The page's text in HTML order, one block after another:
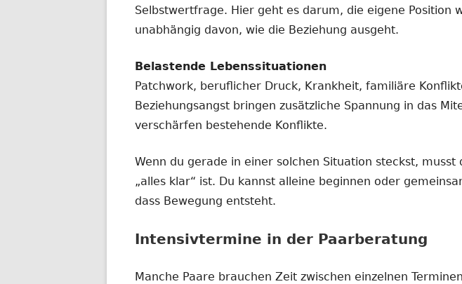
Selbstwertfrage. Hier geht es darum, die eigene Position
unabhängig davon, wie die Beziehung ausgeht.
Belastende Lebenssituationen
Patchwork, beruflicher Druck, Krankheit, familiäre
Beziehungsangst bringen zusätzliche Spannung in das
verschärfen bestehende Konflikte.
Wenn du gerade in einer solchen Situation steckst, musst
„alles klar“ ist. Du kannst alleine beginnen oder
dass Bewegung entsteht.
Intensivtermine in der Paarberatung
Manche Paare brauchen Zeit zwischen einzelnen